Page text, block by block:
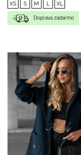
XS S M L XL
Doprava zadarmo